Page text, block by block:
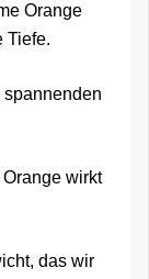
Orange
Tiefe.
wirkt
das wir